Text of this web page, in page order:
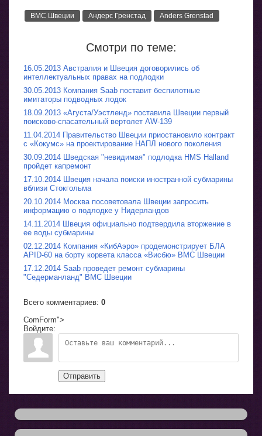
ВМС Швеции Андерс Гренстад Anders Grenstad
Смотри по теме:
16.05.2013 Австралия и Швеция договорились об
интеллектуальных правах на подлодки
30.05.2013 Компания Saab поставит беспилотные
имитаторы подводных лодок
18.09.2013 «Агуста/Уэстленд» поставила Швеции первый
поисково-спасательный вертолет AW-139
11.04.2014 Правительство Швеции приостановило контракт
с «Кокумс» на проектирование НАПЛ нового поколения
30.09.2014 Шведская "невидимая" подлодка HMS Halland
пройдет капремонт
17.10.2014 Швеция начала поиски иностранной субмарины
вблизи Стокгольма
20.10.2014 Москва посоветовала Швеции запросить
информацию о подлодке у Нидерландов
14.11.2014 Швеция официально подтвердила вторжение в
ее воды субмарины
02.12.2014 Компания «КибАэро» продемонстрирует БЛА
APID-60 на борту корвета класса «Висбю» ВМС Швеции
17.12.2014 Saab проведет ремонт субмарины
"Седерманланд" ВМС Швеции
Всего комментариев: 0
ComForm">
Войдите:
Отправить